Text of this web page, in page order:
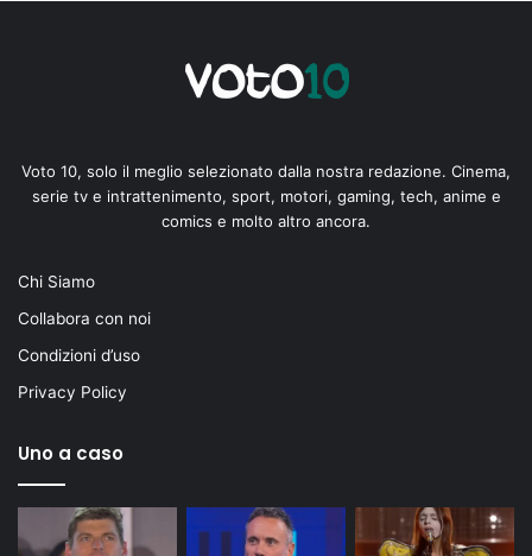
Voto 10, solo il meglio selezionato dalla nostra redazione. Cinema,
serie tv e intrattenimento, sport, motori, gaming, tech, anime e
comics e molto altro ancora.
Chi Siamo
Collabora con noi
Condizioni d’uso
Privacy Policy
Uno a caso